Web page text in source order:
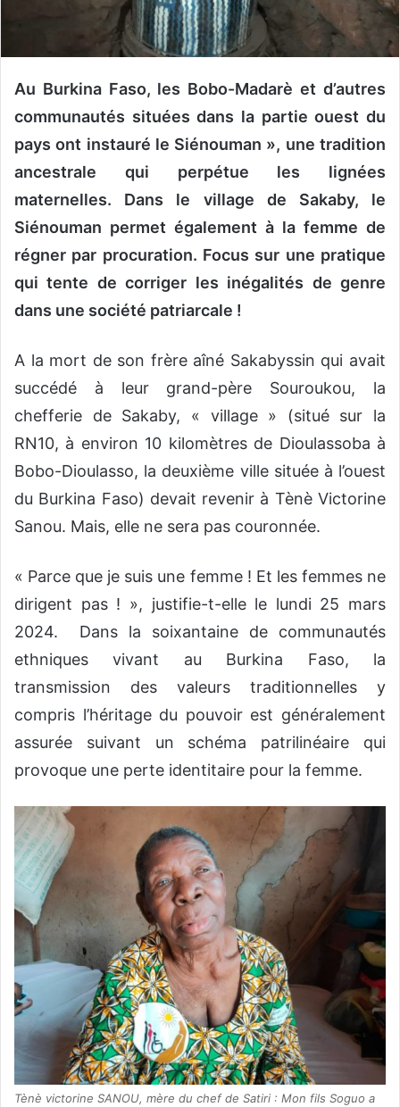
r
i
e
Au Burkina Faso, les Bobo-Madarè et d’autres
communautés situées dans la partie ouest du
pays ont instauré le Siénouman », une tradition
ancestrale qui perpétue les lignées
maternelles. Dans le village de Sakaby, le
Siénouman permet également à la femme de
régner par procuration. Focus sur une pratique
qui tente de corriger les inégalités de genre
dans une société patriarcale !
A la mort de son frère aîné Sakabyssin qui avait
succédé à leur grand-père Souroukou, la
chefferie de Sakaby, « village » (situé sur la
RN10, à environ 10 kilomètres de Dioulassoba à
Bobo-Dioulasso, la deuxième ville située à l’ouest
du Burkina Faso) devait revenir à Tènè Victorine
Sanou. Mais, elle ne sera pas couronnée.
« Parce que je suis une femme ! Et les femmes ne
dirigent pas ! », justifie-t-elle le lundi 25 mars
2024. Dans la soixantaine de communautés
ethniques vivant au Burkina Faso, la
transmission des valeurs traditionnelles y
compris l’héritage du pouvoir est généralement
assurée suivant un schéma patrilinéaire qui
provoque une perte identitaire pour la femme.
Tènè victorine SANOU, mère du chef de Satiri : Mon fils Soguo a